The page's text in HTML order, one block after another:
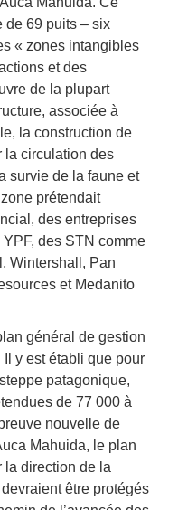
de 69 puits – six
« zones intangibles
et des
de la plupart
associée à
la construction de
la circulation des
survie de la faune et
prétendait
des entreprises
des STN comme
Wintershall, Pan
et Medanito
général de gestion
y est établi que pour
patagonique,
de 77 000 à
nouvelle de
Mahuida, le plan
la direction de la
être protégés